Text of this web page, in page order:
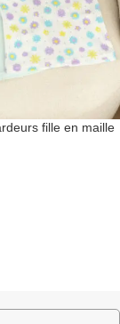
fille en maille